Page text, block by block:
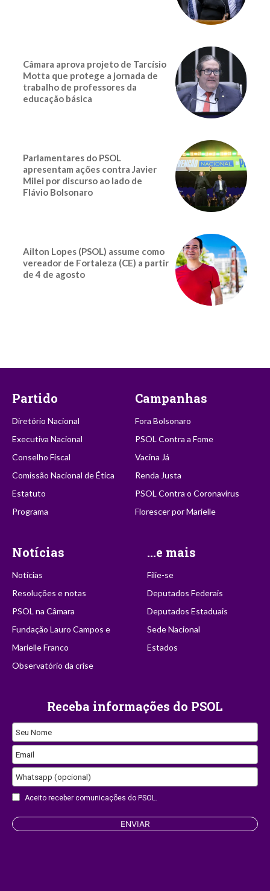
Câmara aprova projeto de Tarcísio
Motta que protege a jornada de
trabalho de professores da
educação básica
Parlamentares do PSOL
apresentam ações contra Javier
Milei por discurso ao lado de
Flávio Bolsonaro
Ailton Lopes (PSOL) assume como
vereador de Fortaleza (CE) a partir
de 4 de agosto
Partido
Diretório Nacional
Executiva Nacional
Conselho Fiscal
Comissão Nacional de Ética
Estatuto
Programa
Campanhas
Fora Bolsonaro
PSOL Contra a Fome
Vacina Já
Renda Justa
PSOL Contra o Coronavírus
Florescer por Marielle
Notícias
Notícias
Resoluções e notas
PSOL na Câmara
Fundação Lauro Campos e
Marielle Franco
Observatório da crise
...e mais
Filie-se
Deputados Federais
Deputados Estaduais
Sede Nacional
Estados
Receba informações do PSOL
Seu Nome
Email
Whatsapp (opcional)
Aceito receber comunicações do PSOL.
ENVIAR